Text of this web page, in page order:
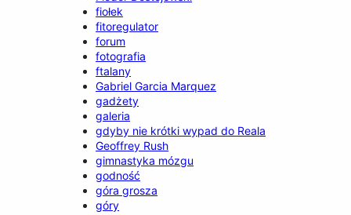
fiołek
fitoregulator
forum
fotografia
ftalany
Gabriel Garcia Marquez
gadżety
galeria
gdyby nie krótki wypad do Reala
Geoffrey Rush
gimnastyka mózgu
godność
góra grosza
góry